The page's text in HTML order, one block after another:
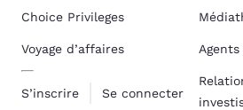
Choice Privileges
Voyage d’affaires
S’inscrire Se connecter
Agents